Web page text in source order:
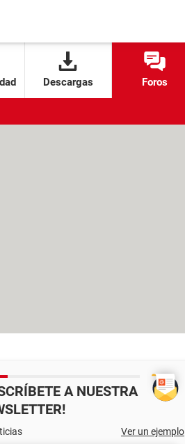
Descargas Foros
A NUESTRA
Ver un ejemplo